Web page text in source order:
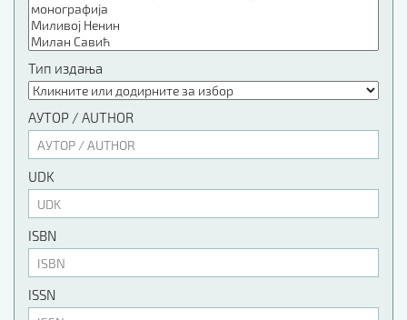
Тип издања
АУТОР / AUTHOR
UDK
ISBN
ISSN